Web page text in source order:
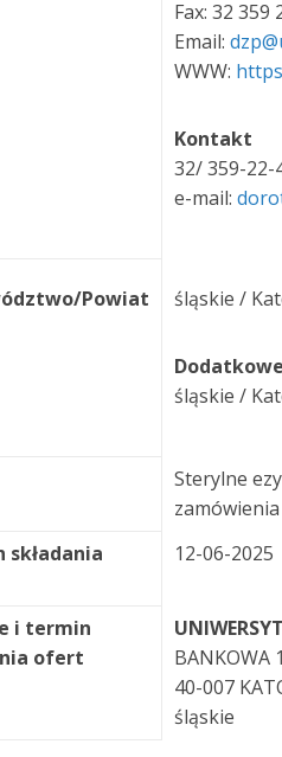
Fax: 32 359
Email:
WWW:
Kontakt
32/ 359-22-
e-mail:
Powiat śląskie /
śląskie /
Sterylne
składania
12-06-2025
i termin
ofert
BANKOWA
40-007
śląskie